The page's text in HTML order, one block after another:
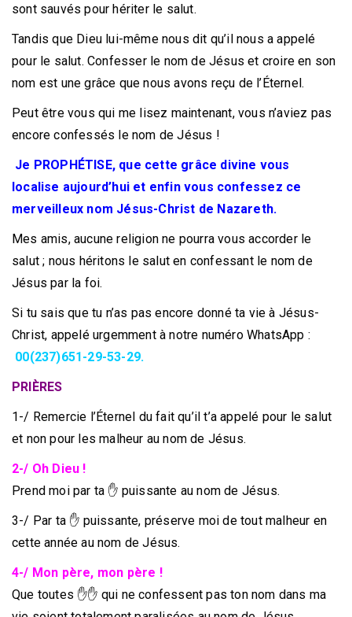
sont sauvés pour hériter le salut.
Tandis que Dieu lui-même nous dit qu’il nous a appelé
pour le salut. Confesser le nom de Jésus et croire en son
nom est une grâce que nous avons reçu de l’Éternel.
Peut être vous qui me lisez maintenant, vous n’aviez pas
encore confessés le nom de Jésus !
Je PROPHÉTISE, que cette grâce divine vous
localise aujourd’hui et enfin vous confessez ce
merveilleux nom Jésus-Christ de Nazareth.
Mes amis, aucune religion ne pourra vous accorder le
salut ; nous héritons le salut en confessant le nom de
Jésus par la foi.
Si tu sais que tu n’as pas encore donné ta vie à Jésus-
Christ, appelé urgemment à notre numéro WhatsApp :
00(237)651-29-53-29.
PRIÈRES
1-/ Remercie l’Éternel du fait qu’il t’a appelé pour le salut
et non pour les malheur au nom de Jésus.
2-/ Oh Dieu !
Prend moi par ta ✋ puissante au nom de Jésus.
3-/ Par ta ✋ puissante, préserve moi de tout malheur en
cette année au nom de Jésus.
4-/ Mon père, mon père !
Que toutes ✋✋ qui ne confessent pas ton nom dans ma